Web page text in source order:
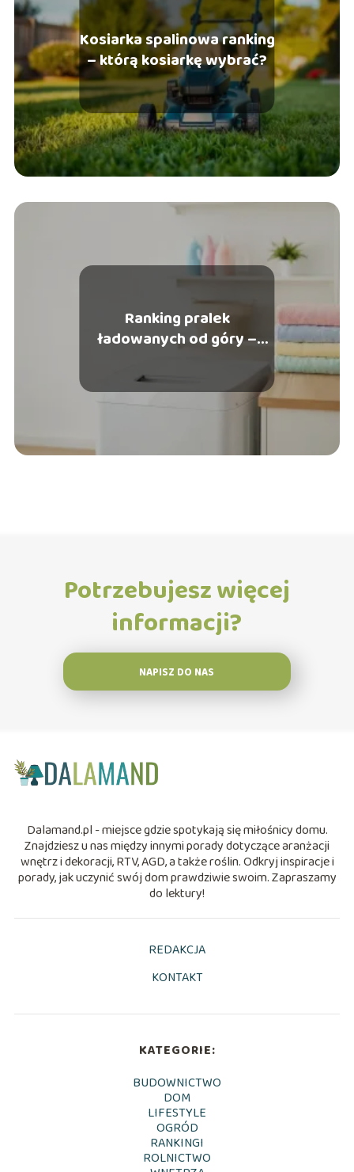
Kosiarka spalinowa ranking
– którą kosiarkę wybrać?
Ranking pralek
ładowanych od góry –
Potrzebujesz więcej
informacji?
NAPISZ DO NAS
Dalamand.pl - miejsce gdzie spotykają się miłośnicy domu.
Znajdziesz u nas między innymi porady dotyczące aranżacji
wnętrz i dekoracji, RTV, AGD, a także roślin. Odkryj inspiracje i
porady, jak uczynić swój dom prawdziwie swoim. Zapraszamy
do lektury!
REDAKCJA
KONTAKT
KATEGORIE:
BUDOWNICTWO
DOM
LIFESTYLE
OGRÓD
RANKINGI
ROLNICTWO